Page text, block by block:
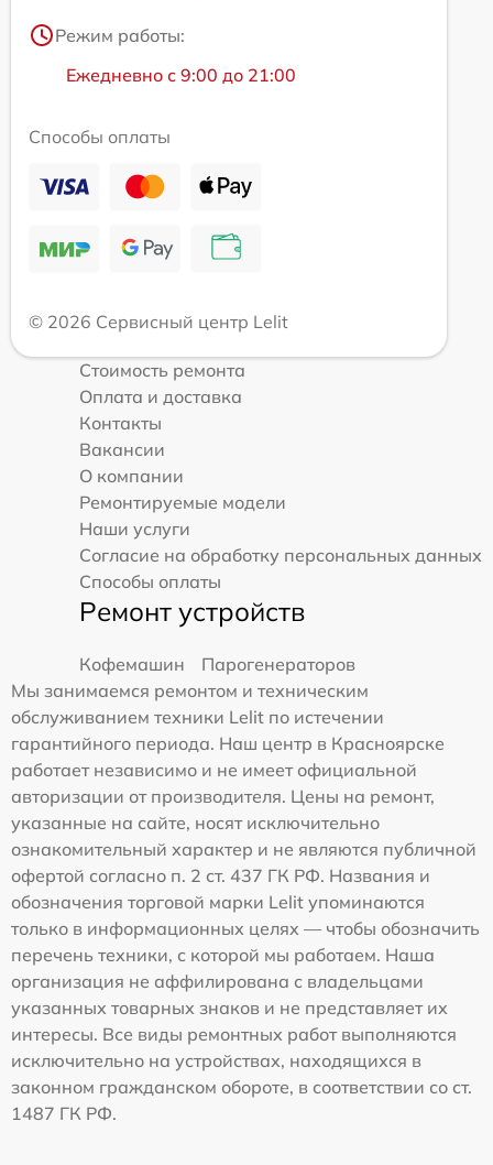
Режим работы:
Ежедневно с 9:00 до 21:00
Способы оплаты
© 2026 Сервисный центр Lelit
Стоимость ремонта
Оплата и доставка
Контакты
Вакансии
О компании
Ремонтируемые модели
Наши услуги
Согласие на обработку персональных данных
Способы оплаты
Ремонт устройств
Кофемашин
Парогенераторов
Мы занимаемся ремонтом и техническим
обслуживанием техники Lelit по истечении
гарантийного периода. Наш центр в Красноярске
работает независимо и не имеет официальной
авторизации от производителя. Цены на ремонт,
указанные на сайте, носят исключительно
ознакомительный характер и не являются публичной
офертой согласно п. 2 ст. 437 ГК РФ. Названия и
обозначения торговой марки Lelit упоминаются
только в информационных целях — чтобы обозначить
перечень техники, с которой мы работаем. Наша
организация не аффилирована с владельцами
указанных товарных знаков и не представляет их
интересы. Все виды ремонтных работ выполняются
исключительно на устройствах, находящихся в
законном гражданском обороте, в соответствии со ст.
1487 ГК РФ.